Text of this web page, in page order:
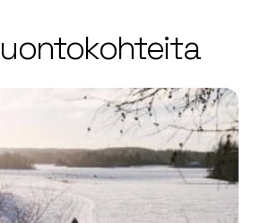
array(0) { }